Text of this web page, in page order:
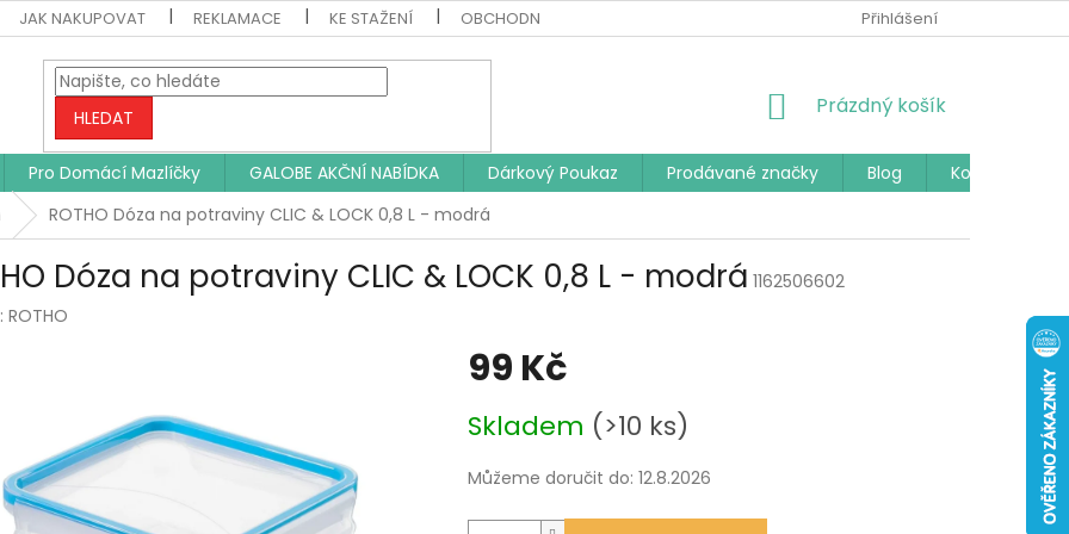
JAK NAKUPOVAT REKLAMACE KE STAŽENÍ OBCHODNÍ PODMÍNKY PODMÍNKY OCHRANY OSOBNÍCH ÚDAJŮ
Přihlášení
HLEDAT
NÁKUPNÍ
Prázdný košík
Pro Domácí Mazlíčky GALOBE AKČNÍ NABÍDKA Dárkový Poukaz Prodávané značky Blog
Kontakty
ROTHO Dóza na potraviny CLIC & LOCK 0,8 L - modrá
Dóza na potraviny CLIC & LOCK 0,8 L - modrá 1162506602
ROTHO
99 Kč
cena:
Skladem (>10 ks)
Můžeme doručit do: 12.8.2026